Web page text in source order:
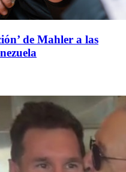
de Mahler a las